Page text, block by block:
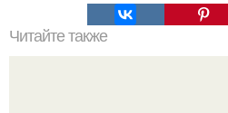
Читайте также